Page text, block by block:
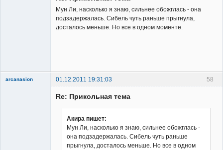
Мун Ли, насколько я знаю, сильнее обожглась - она
подзадержалась. Сибель чуть раньше прыгнула,
досталось меньше. Но все в одном моменте.
58
arcanasion 01.12.2011 19:31:03
Re: Прикольная тема
Акира пишет:
Мун Ли, насколько я знаю, сильнее обожглась -
она подзадержалась. Сибель чуть раньше
прыгнула, досталось меньше. Но все в одном